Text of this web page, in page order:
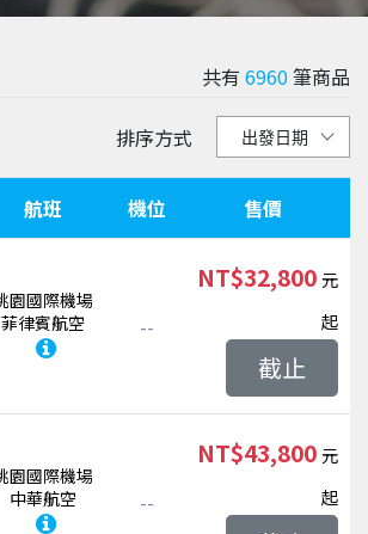
共有 6960筆商品
排序方式
航班 機位 售價
園國際機場
菲律賓航空
--
NT$32,800
起
截止
園國際機場
中華航空
--
NT$43,800
起